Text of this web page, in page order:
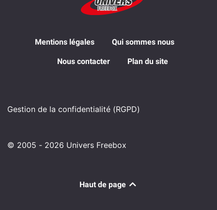
Mentions légales Qui sommes nous
Nous contacter Plan du site
Gestion de la confidentialité (RGPD)
© 2005 - 2026 Univers Freebox
Haut de page